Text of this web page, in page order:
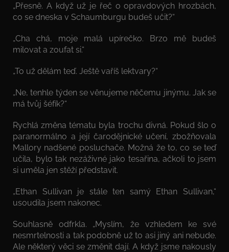
„Přesně. A když už je řeč o opravdových hrozbách,
co se dneska v Schaumburgu budeš učit?“
„Cha chá, moje malá upírečko. Brzo mě budeš
milovat a zoufat si.“
„To už dělám teď. Ještě vaříš lektvary?“
„Ne, tenhle týden se věnujeme něčemu jinýmu. Jak se
má tvůj šéfík?“
Rychlá změna tématu byla trochu divná. Pokud šlo o
paranormálno a její čarodějnické učení, zbožňovala
Mallory nadšené posluchače. Možná že to, co se teď
učila, bylo tak nezáživné jako tesařina, ačkoli to jsem
si uměla jen stěží představit.
„Ethan Sullivan je stále ten samý Ethan Sullivan,“
usoudila jsem nakonec.
Souhlasně odfrkla. „Myslím, že vzhledem ke své
nesmrtelnosti a tak podobně už to asi jiný ani nebude.
Ale některý věci se změnit dají. A když jsme nakously